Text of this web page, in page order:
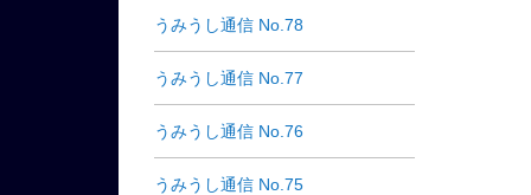
うみうし通信 No.78
うみうし通信 No.77
うみうし通信 No.76
うみうし通信 No.75